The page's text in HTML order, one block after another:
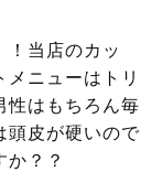
！当店のカッ
メニューはトリ
性はもちろん毎
頭皮が硬いので
か？？